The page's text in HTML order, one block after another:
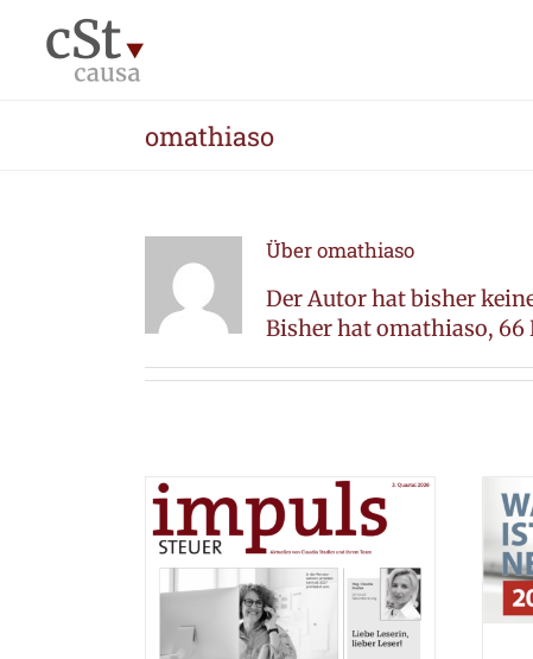
Inhalt
springen
omathiaso
Überomathiaso
Der Autor hat bisher
Bisher hat omathiaso, 66